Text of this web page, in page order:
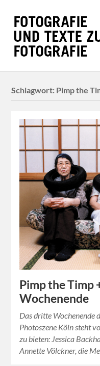
Schlagwort: Pimp the
Pimp the Timp
Wochenende
Das dritte Wochenende
Photoszene Köln steht
zu bieten: Jessica
Annette Völckner, die